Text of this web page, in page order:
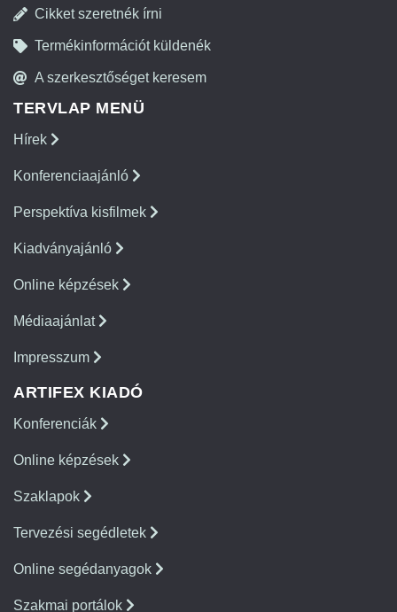
Cikket szeretnék írni
Termékinformációt küldenék
A szerkesztőséget keresem
TERVLAP MENÜ
Hírek
Konferenciaajánló
Perspektíva kisfilmek
Kiadványajánló
Online képzések
Médiaajánlat
Impresszum
ARTIFEX KIADÓ
Konferenciák
Online képzések
Szaklapok
Tervezési segédletek
Online segédanyagok
Szakmai portálok